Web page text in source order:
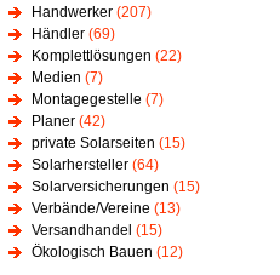
Handwerker (207)
Händler (69)
Komplettlösungen (22)
Medien (7)
Montagegestelle (7)
Planer (42)
private Solarseiten (15)
Solarhersteller (64)
Solarversicherungen (15)
Verbände/Vereine (13)
Versandhandel (15)
Ökologisch Bauen (12)